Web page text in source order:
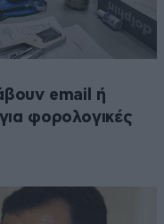
email ή
φορολογικές